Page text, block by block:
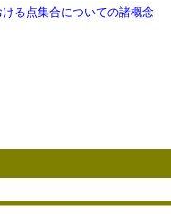
る点集合についての諸概念